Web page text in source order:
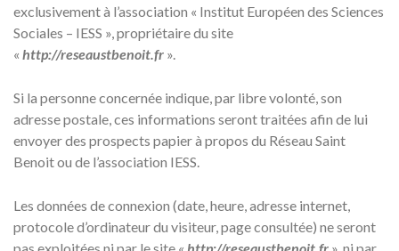
exclusivement à l’association « Institut Européen des Sciences
Sociales – IESS », propriétaire du site
« http://reseaustbenoit.fr ».
Si la personne concernée indique, par libre volonté, son
adresse postale, ces informations seront traitées afin de lui
envoyer des prospects papier à propos du Réseau Saint
Benoit ou de l’association IESS.
Les données de connexion (date, heure, adresse internet,
protocole d’ordinateur du visiteur, page consultée) ne seront